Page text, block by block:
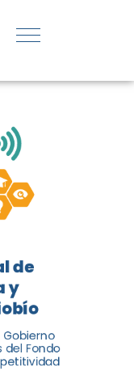
del
de
salud
de
y
del Fondo